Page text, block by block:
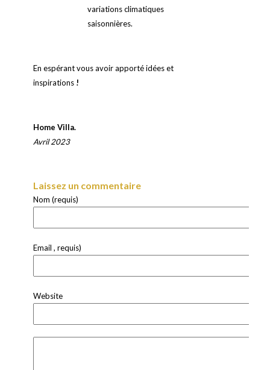
variations climatiques
saisonnières.
En espérant vous avoir apporté idées et
inspirations !
Home Villa.
Avril 2023
Laissez un commentaire
Nom (requis)
Email , requis)
Website